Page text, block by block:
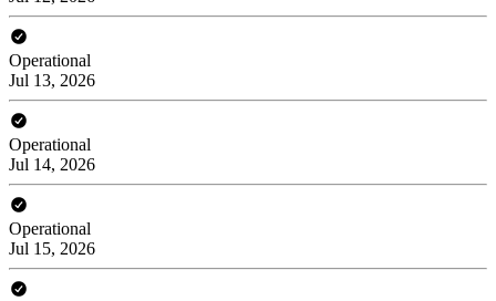
Operational
Jul 13, 2026
Operational
Jul 14, 2026
Operational
Jul 15, 2026